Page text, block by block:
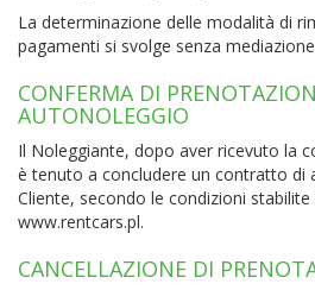
La determinazione delle modalità di
pagamenti si svolge senza
CONFERMA DI
AUTONOLEGGIO
Il Noleggiante, dopo aver ricevuto la
è tenuto a concludere un contratto di
Cliente, secondo le condizioni
www.rentcars.pl.
CANCELLAZIONE DI